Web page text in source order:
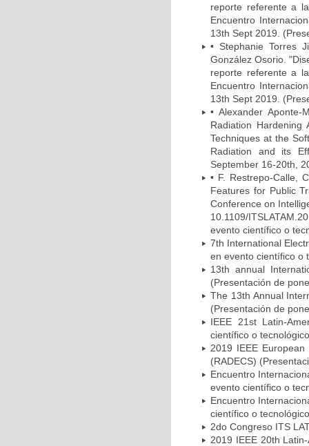
reporte referente a
Encuentro
13th Sept 2019.
• Stephanie Torres
González Osorio.
reporte referente a
Encuentro
13th Sept 2019.
• Alexander Aponte-
Radiation Hardening
Techniques at the
Radiation and its
September 16-20th,
• F. Restrepo-Calle,
Features for Public
Conference on
10.1109/
evento científico o
7th International
en evento científico o
13th annual
(Presentación de
The 13th Annual
(Presentación de
IEEE 21st Latin-
científico o
2019 IEEE
(RADECS)
Encuentro
evento científico o
Encuentro
científico o
2do Congreso ITS
2019 IEEE 20th